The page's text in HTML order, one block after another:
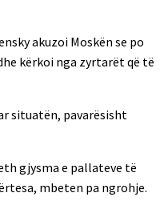
akuzoi Moskën se po
kërkoi nga zyrtarët që të
situatën, pavarësisht
gjysma e pallateve të
mbeten pa ngrohje.